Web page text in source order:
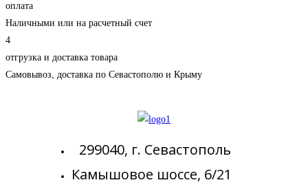
оплата
Наличными или на расчетный счет
4
отгрузка и доставка товара
Самовывоз, доставка по Севастополю и Крыму
299040, г. Севастополь
Камышовое шоссе, 6/21